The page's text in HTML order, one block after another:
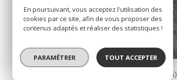
1 chambre(s)
En poursuivant, vous acceptez l'utilisation des
cookies par ce site, afin de vous proposer des
contenus adaptés et réaliser des statistiques !
PARAMÉTRER TOUT ACCEPTER